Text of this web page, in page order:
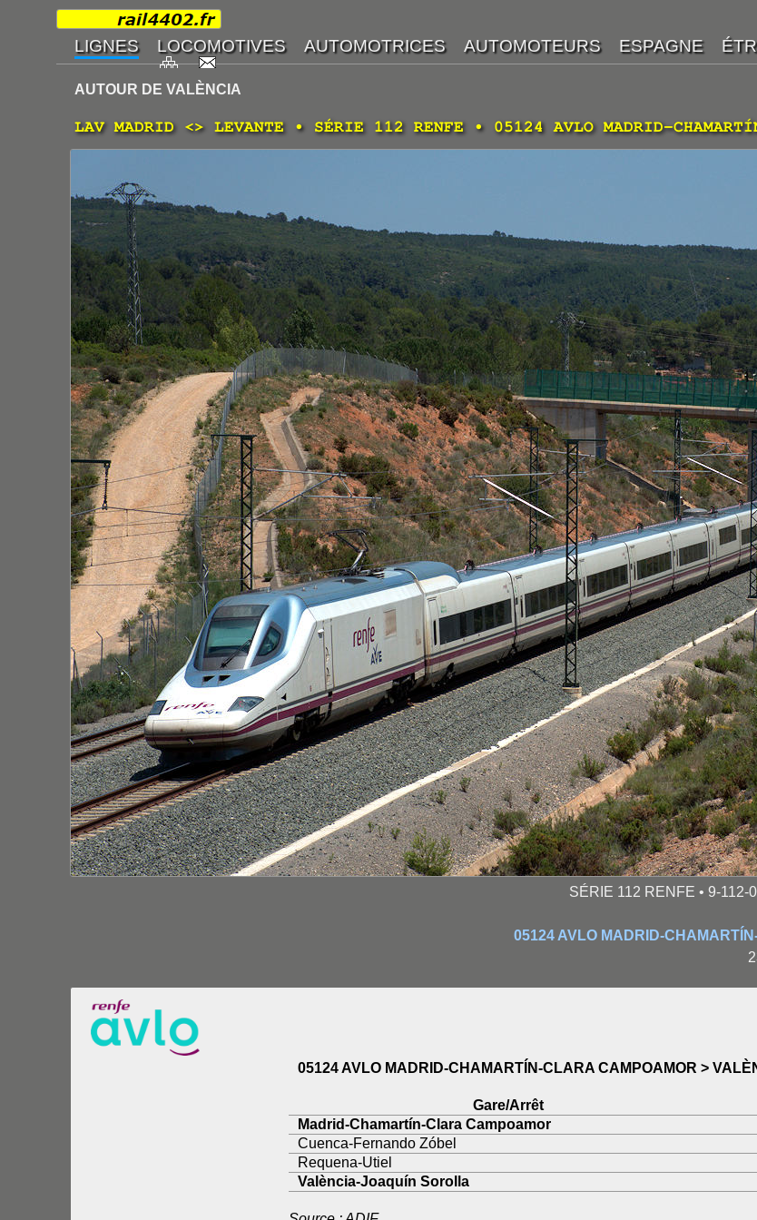
AUTOUR DE VALÈNCIA
LAV MADRID <> LEVANTE • SÉRIE 112 RENFE • 05124 AVLO MADRID-
SÉRIE 112 RENFE • 9-112-
05124 AVLO MADRID-
05124 AVLO MADRID-CHAMARTÍN-CLARA CAMPOAMOR >
Gare/Arrêt
Madrid-Chamartín-Clara Campoamor
Cuenca-Fernando Zóbel
Requena-Utiel
València-Joaquín Sorolla